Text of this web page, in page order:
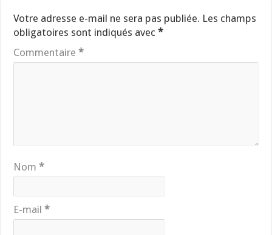
Votre adresse e-mail ne sera pas publiée. Les champs
obligatoires sont indiqués avec*
Commentaire*
Nom*
E-mail*